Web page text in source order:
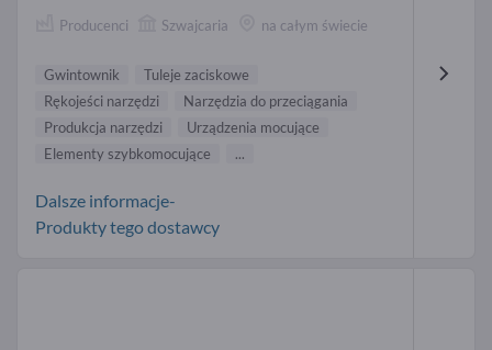
Producenci Szwajcaria na całym świecie
Gwintownik
Tuleje zaciskowe
Rękojeści narzędzi
Narzędzia do przeciągania
Produkcja narzędzi
Urządzenia mocujące
Elementy szybkomocujące
...
Dalsze informacje-
Produkty tego dostawcy